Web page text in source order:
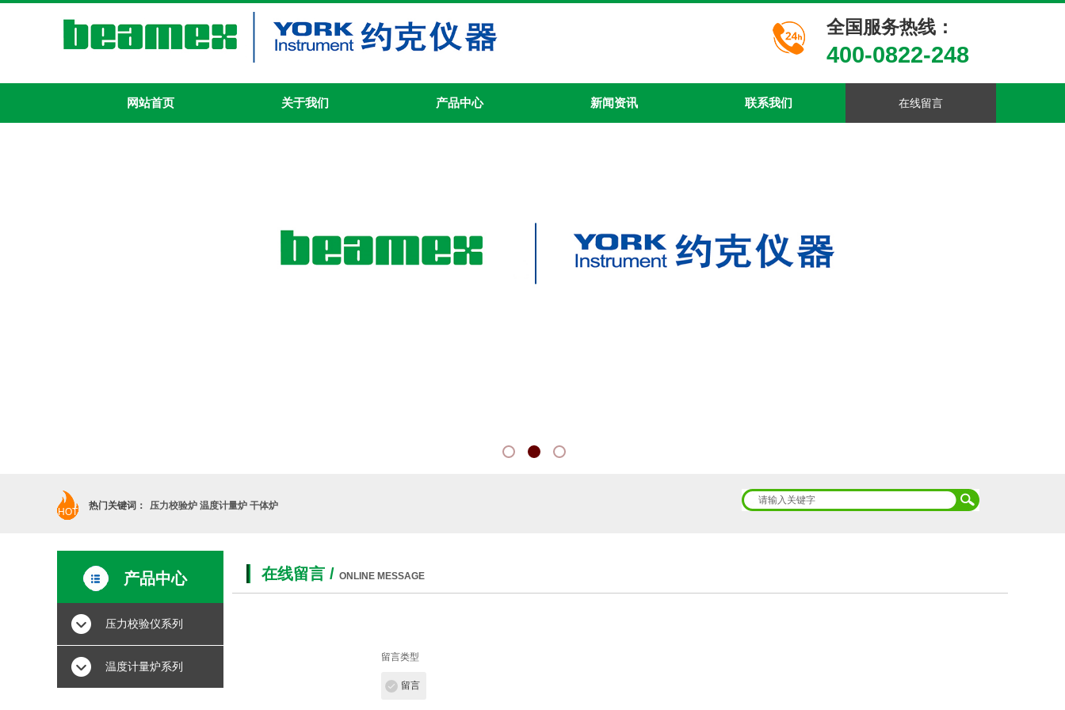
​​​​全国服务热线：
400-0822-248
网站首页 关于我们 产品中心 新闻资讯 联系我们 在线留言
HOT
热门关键词： 压力校验炉 温度计量炉 干体炉
在线留言 / ONLINE MESSAGE
留言类型
留言
产品中心
压力校验仪系列
温度计量炉系列